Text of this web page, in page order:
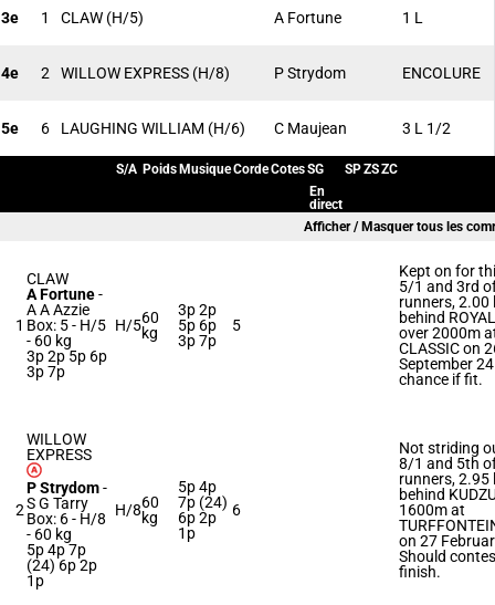
3e 1 CLAW (H/5) A Fortune 1 L
4e 2 WILLOW EXPRESS (H/8) P Strydom ENCOLURE
5e 6 LAUGHING WILLIAM (H/6) C Maujean 3 L 1/2
S/A Poids MusiqueCordeCotesSG SPZSZC
En
direct
Afficher / Masquer tous les
1
CLAW
A Fortune-
A A Azzie
Box: 5 - H/5
- 60 kg
3p 2p 5p 6p
3p 7p
H/560
kg
3p 2p
5p 6p
3p 7p
5
Kept on for
5/1 and 3rd
runners, 2.00
behind
over 2000m
CLASSIC on
September
chance if fit.
2
WILLOW
EXPRESS
P Strydom-
S G Tarry
Box: 6 - H/8
- 60 kg
5p 4p 7p
(24) 6p 2p
1p
H/860
kg
5p 4p
7p (24)
6p 2p
1p
6
Not striding
8/1 and 5th
runners, 2.95
behind
1600m at
on 27
Should
finish.